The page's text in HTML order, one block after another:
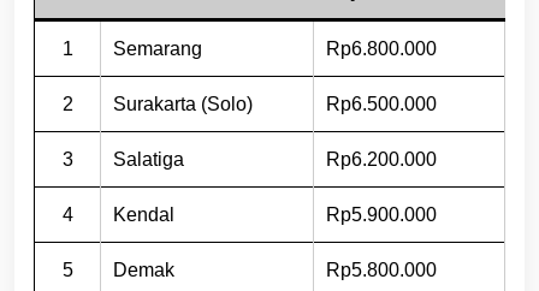
1 Semarang Rp6.800.000
2 Surakarta (Solo) Rp6.500.000
3 Salatiga Rp6.200.000
4 Kendal Rp5.900.000
5 Demak Rp5.800.000